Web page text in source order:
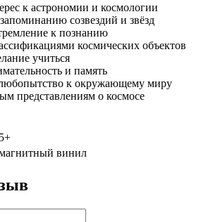
к астрономии и космологии
созвездий и звёзд
к познанию
космических объектов
учиться
и память
к окружающему миру
представлениям о космосе
5+
винил